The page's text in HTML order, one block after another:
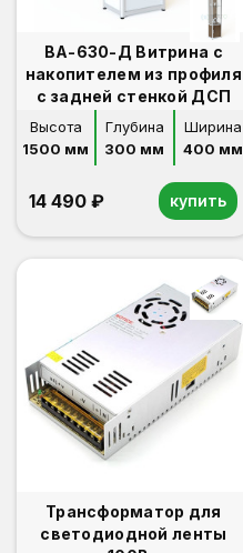
ВА-630-Д Витрина с
накопителем из профиля
с задней стенкой ДСП
Высота
1500 мм
Глубина
300 мм
Ширина
400 мм
14 490 ₽ купить
Трансформатор для
светодиодной ленты